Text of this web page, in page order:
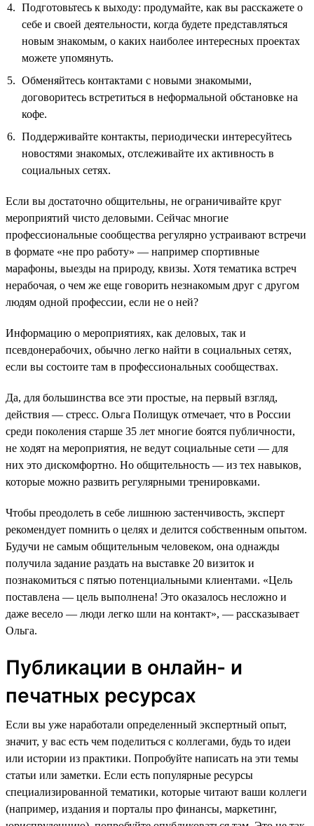
Подготовьтесь к выходу: продумайте, как вы расскажете о
себе и своей деятельности, когда будете представляться
новым знакомым, о каких наиболее интересных проектах
можете упомянуть.
Обменяйтесь контактами с новыми знакомыми,
договоритесь встретиться в неформальной обстановке на
кофе.
Поддерживайте контакты, периодически интересуйтесь
новостями знакомых, отслеживайте их активность в
социальных сетях.
Если вы достаточно общительны, не ограничивайте круг
мероприятий чисто деловыми. Сейчас многие
профессиональные сообщества регулярно устраивают встречи
в формате «не про работу» — например спортивные
марафоны, выезды на природу, квизы. Хотя тематика встреч
нерабочая, о чем же еще говорить незнакомым друг с другом
людям одной профессии, если не о ней?
Информацию о мероприятиях, как деловых, так и
псевдонерабочих, обычно легко найти в социальных сетях,
если вы состоите там в профессиональных сообществах.
Да, для большинства все эти простые, на первый взгляд,
действия — стресс. Ольга Полищук отмечает, что в России
среди поколения старше 35 лет многие боятся публичности,
не ходят на мероприятия, не ведут социальные сети — для
них это дискомфортно. Но общительность — из тех навыков,
которые можно развить регулярными тренировками.
Чтобы преодолеть в себе лишнюю застенчивость, эксперт
рекомендует помнить о целях и делится собственным опытом.
Будучи не самым общительным человеком, она однажды
получила задание раздать на выставке 20 визиток и
познакомиться с пятью потенциальными клиентами. «Цель
поставлена — цель выполнена! Это оказалось несложно и
даже весело — люди легко шли на контакт», — рассказывает
Ольга.
Публикации в онлайн- и
печатных ресурсах
Если вы уже наработали определенный экспертный опыт,
значит, у вас есть чем поделиться с коллегами, будь то идеи
или истории из практики. Попробуйте написать на эти темы
статьи или заметки. Если есть популярные ресурсы
специализированной тематики, которые читают ваши коллеги
(например, издания и порталы про финансы, маркетинг,